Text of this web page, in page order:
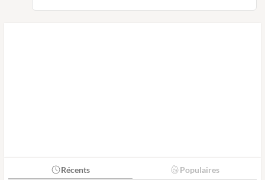
Récents Populaires